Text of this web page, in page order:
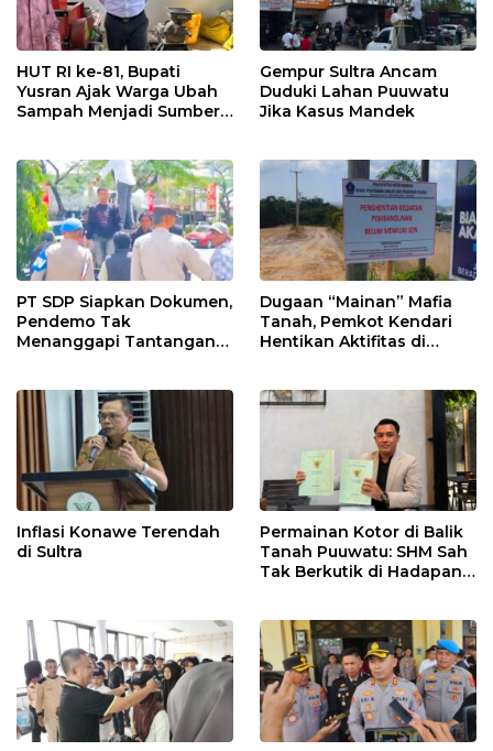
HUT RI ke-81, Bupati
Yusran Ajak Warga Ubah
Sampah Menjadi Sumber
Gempur Sultra Ancam
Duduki Lahan Puuwatu
Jika Kasus Mandek
PT SDP Siapkan Dokumen,
Pendemo Tak
Menanggapi Tantangan
Dugaan “Mainan” Mafia
Tanah, Pemkot Kendari
Hentikan Aktifitas di
Inflasi Konawe Terendah
di Sultra
Permainan Kotor di Balik
Tanah Puuwatu: SHM Sah
Tak Berkutik di Hadapan